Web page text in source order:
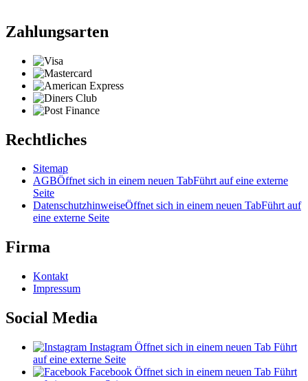
Zahlungsarten
Rechtliches
Sitemap
AGBÖffnet sich in einem neuen TabFührt auf eine externe
Seite
DatenschutzhinweiseÖffnet sich in einem neuen TabFührt auf
eine externe Seite
Firma
Kontakt
Impressum
Social Media
Instagram Öffnet sich in einem neuen Tab Führt
auf eine externe Seite
Facebook Öffnet sich in einem neuen Tab Führt